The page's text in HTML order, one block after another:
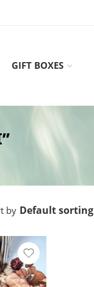
GIFT BOXES
by Default sorting